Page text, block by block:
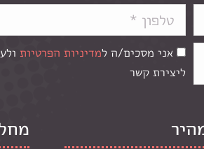
אני מסכים/ה למדיניות הפרטיות
ליצירת קשר